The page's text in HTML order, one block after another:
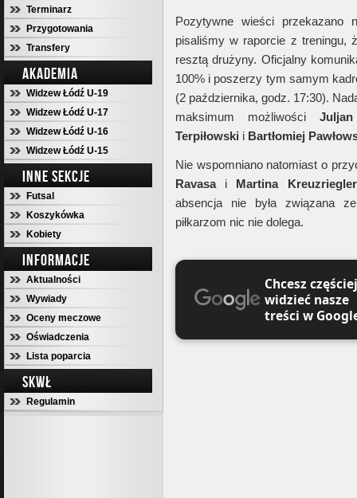
Terminarz
Przygotowania
Transfery
AKADEMIA
Widzew Łódź U-19
Widzew Łódź U-17
Widzew Łódź U-16
Widzew Łódź U-15
INNE SEKCJE
Futsal
Koszykówka
Kobiety
INFORMACJE
Aktualności
Wywiady
Oceny meczowe
Oświadczenia
Lista poparcia
SKWŁ
Regulamin
Pozytywne wieści
pisaliśmy w raporcie z treningu,
resztą drużyny. Oficjalny
100% i poszerzy tym samym
(2 października, godz. 17:30).
maksimum możliwości
Terpiłowski i Bartłomiej
Nie wspomniano natomiast o
Ravasai Martina
absencja nie była związana
piłkarzom nic nie dolega.
Chcesz częściej
widzieć nasze
treści w